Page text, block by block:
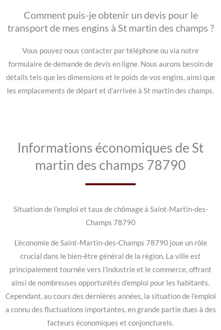
Comment puis-je obtenir un devis pour le
transport de mes engins à St martin des champs ?
Vous pouvez nous contacter par téléphone ou via notre
formulaire de demande de devis en ligne. Nous aurons besoin de
détails tels que les dimensions et le poids de vos engins, ainsi que
les emplacements de départ et d’arrivée à St martin des champs.
Informations économiques de St
martin des champs 78790
Situation de l’emploi et taux de chômage à Saint-Martin-des-
Champs 78790
L’économie de Saint-Martin-des-Champs 78790 joue un rôle
crucial dans le bien-être général de la région. La ville est
principalement tournée vers l’industrie et le commerce, offrant
ainsi de nombreuses opportunités d’emploi pour les habitants.
Cependant, au cours des dernières années, la situation de l’emploi
a connu des fluctuations importantes, en grande partie dues à des
facteurs économiques et conjoncturels.